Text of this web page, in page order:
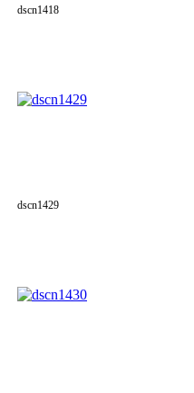
dscn1418
dscn1429